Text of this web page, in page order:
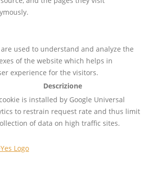
used to understand and analyze the
of the website which helps in
experience for the visitors.
Descrizione
is installed by Google Universal
to restrain request rate and thus limit
of data on high traffic sites.